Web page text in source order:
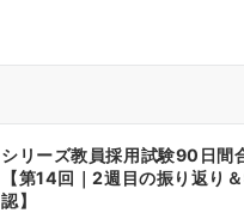
シリーズ教員採用試験90日間
【第14回｜2週目の振り返り
認】